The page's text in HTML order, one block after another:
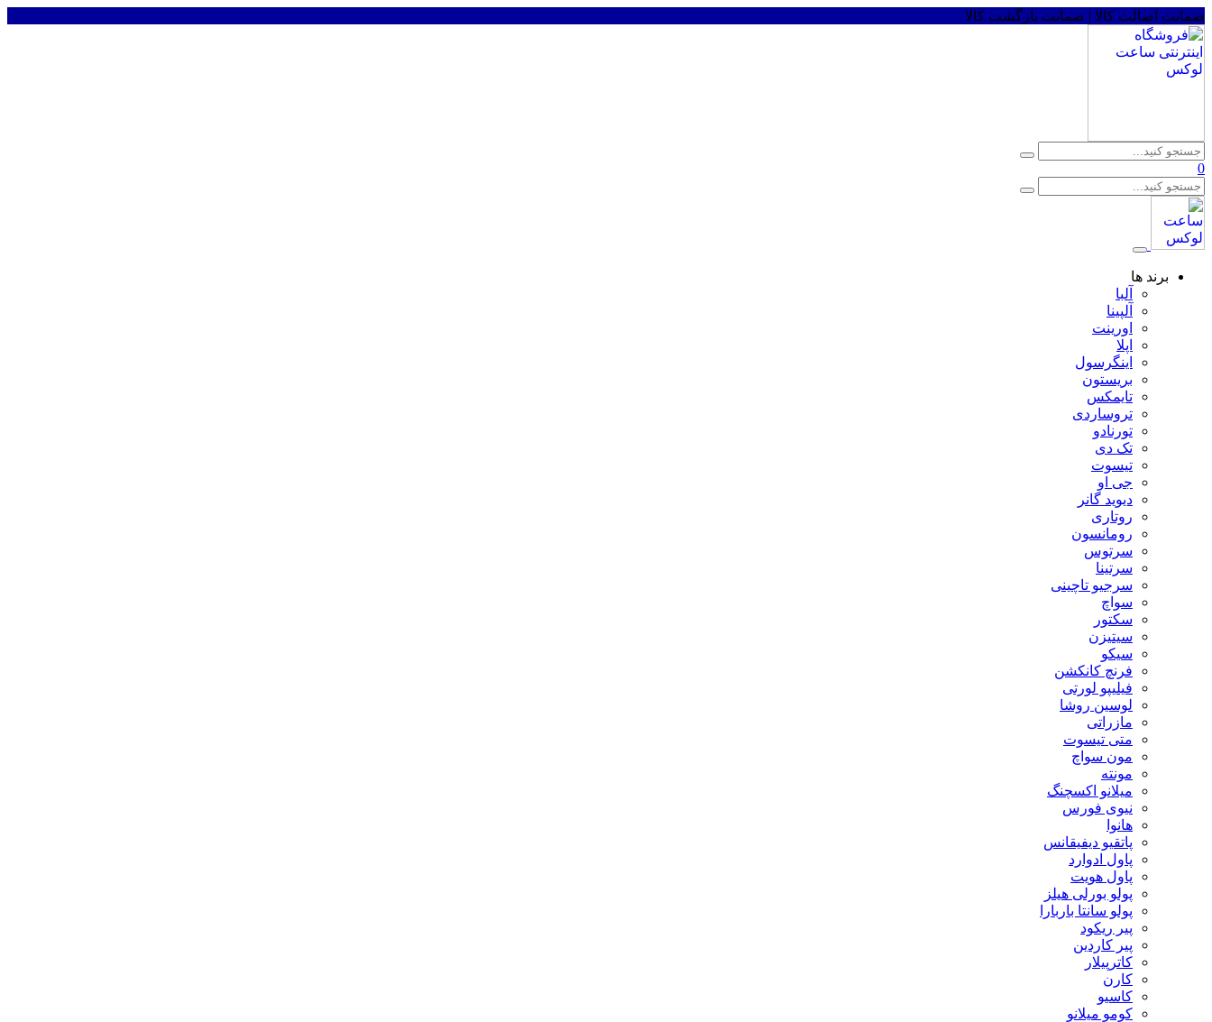
ضمانت اصالت کالا | ضمانت بازگشت کالا
0
برند ها
آلبا
آلپینا
اورینت
اپلا
اینگرسول
بریستون
تایمکس
تروساردی
تورنادو
تک دی
تیسوت
جی او
دیوید گانر
روتاری
رومانسون
سرتوس
سرتینا
سرجیو تاچینی
سواچ
سکتور
سیتیزن
سیکو
فرنچ کانکشن
فیلیپو لورتی
لوسین روشا
مازراتی
متی تیسوت
مون سواچ
مونته
میلانو اکسچنگ
نیوی فورس
هانوا
پاتقیو دیفیقانس
پاول ادوارد
پاول هویت
پولو بورلی هیلز
پولو سانتا باربارا
پیر ریکود
پیر کاردین
کاترپیلار
کارن
کاسیو
کومو میلانو